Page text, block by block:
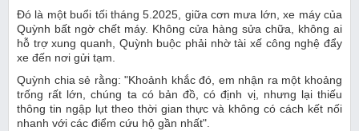
Đó là một buổi tối tháng 5.2025, giữa cơn mưa lớn, xe máy của
Quỳnh bất ngờ chết máy. Không cửa hàng sửa chữa, không ai
hỗ trợ xung quanh, Quỳnh buộc phải nhờ tài xế công nghệ đẩy
xe đến nơi gửi tạm.
Quỳnh chia sẻ rằng: "Khoảnh khắc đó, em nhận ra một khoảng
trống rất lớn, chúng ta có bản đồ, có định vị, nhưng lại thiếu
thông tin ngập lụt theo thời gian thực và không có cách kết nối
nhanh với các điểm cứu hộ gần nhất".